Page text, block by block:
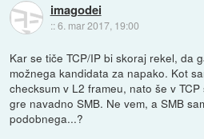
imagodei
::6. mar 2017, 19:00
Kar se tiče TCP/IP bi skoraj rekel, da
možnega kandidata za napako. Kot
checksum v L2 frameu, nato še v
gre navadno SMB. Ne vem, a SMB
podobnega...?